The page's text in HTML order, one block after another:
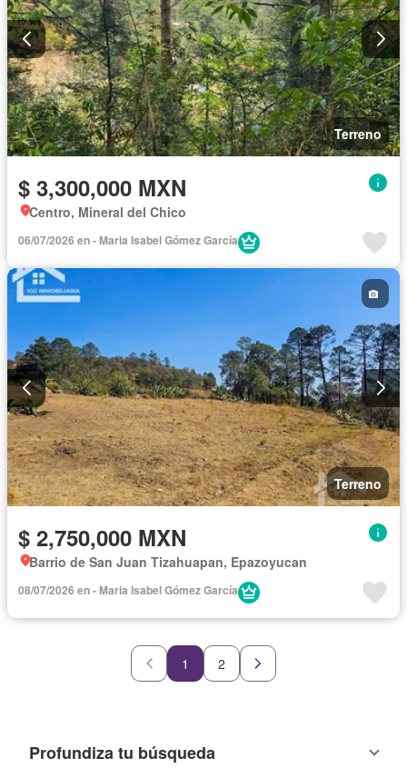
Terreno
$ 3,300,000 MXN
Centro, Mineral del Chico
06/07/2026 en - Maria Isabel Gómez García
Terreno
$ 2,750,000 MXN
Barrio de San Juan Tizahuapan, Epazoyucan
08/07/2026 en - Maria Isabel Gómez García
1 2
Profundiza tu búsqueda